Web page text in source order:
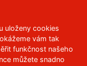
,Studentská 95
466 036 113
uloženy cookies
vám tak
funkčnost našeho
můžete snadno